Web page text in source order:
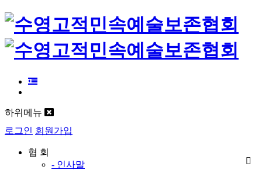
하위메뉴
로그인 회원가입
협 회
- 인사말